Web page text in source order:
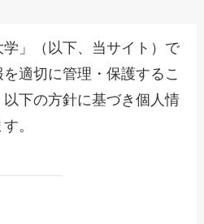
」（以下、当サイト）で
適切に管理・保護するこ
下の方針に基づき個人情
。